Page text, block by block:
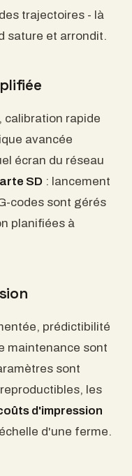
trajectoires - là
sature et arrondit.
calibration rapide
avancée
écran du réseau
SD : lancement
codes sont gérés
planifiées à
prédictibilité
maintenance sont
sont
les
d'impression
d'une ferme.